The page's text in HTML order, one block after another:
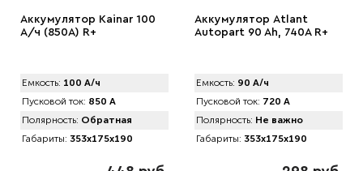
Аккумулятор Kainar 100
А/ч (850A) R+
Емкость: 100 А/ч
Пусковой ток: 850 А
Полярность: Обратная
Габариты: 353x175x190
Аккумулятор Atlant
Autopart 90 Ah, 740A R+
Емкость: 90 А/ч
Пусковой ток: 720 А
Полярность: Не важно
Габариты: 353x175x190